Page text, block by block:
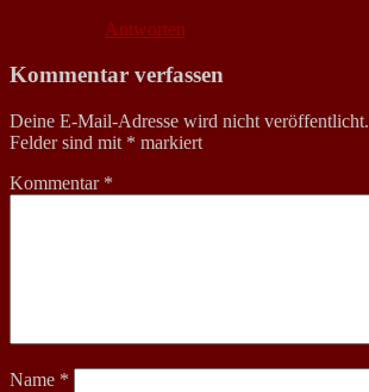
Antworten
Kommentar verfassen
Deine E-Mail-Adresse wird nicht veröffentlicht.
Felder sind mit * markiert
Kommentar *
Name *